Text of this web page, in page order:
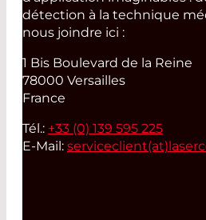
détection à la technique
nous joindre ici :
1 Bis Boulevard de la Reine
78000 Versailles
France
Tél.: +33 (0) 139 595 225
E-Mail: serviceclient(at)